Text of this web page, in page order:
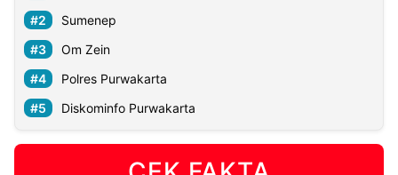
Sumenep
Om Zein
Polres Purwakarta
Diskominfo Purwakarta